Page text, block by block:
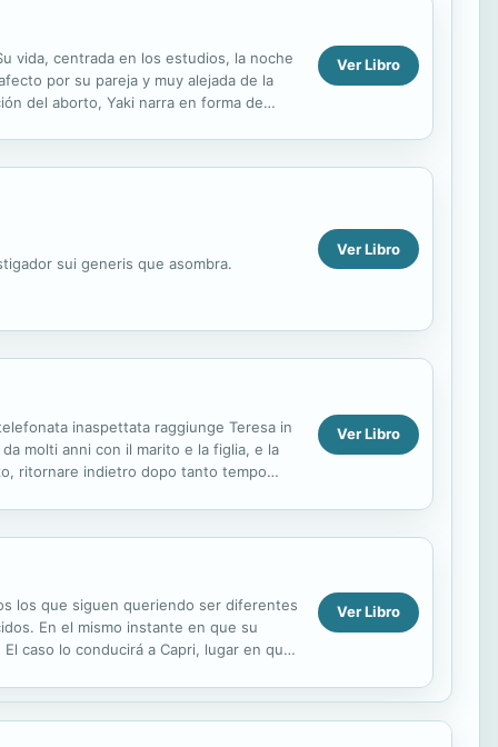
vida, centrada en los estudios, la noche
por su pareja y muy alejada de la
del aborto, Yaki narra en forma de
Ver Libro
sui generis que asombra.
Ver Libro
inaspettata raggiunge Teresa in
molti anni con il marito e la figlia, e la
ritornare indietro dopo tanto tempo
Ver Libro
los que siguen queriendo ser diferentes
En el mismo instante en que su
caso lo conducirá a Capri, lugar en que
Ver Libro